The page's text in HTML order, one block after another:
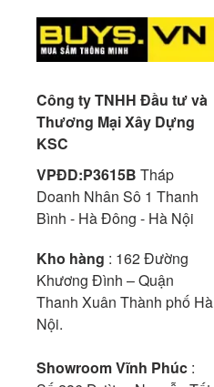
Công ty TNHH Đầu tư và
Thương Mại Xây Dựng
KSC
VPĐD:P3615B Tháp
Doanh Nhân Sô 1 Thanh
Bình - Hà Đông - Hà Nội
Kho hàng : 162 Đường
Khương Đình – Quận
Thanh Xuân Thành phố Hà
Nội.
Showroom Vĩnh Phúc :